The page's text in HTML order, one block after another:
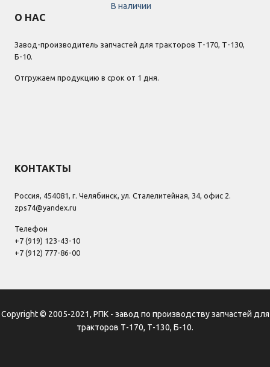
В наличии
О НАС
Завод-производитель запчастей для тракторов Т-170, Т-130,
Б-10.
Отгружаем продукцию в срок от 1 дня.
КОНТАКТЫ
Россия, 454081, г. Челябинск, ул. Сталелитейная, 34, офис 2.
zps74@yandex.ru
Телефон
+7 (919) 123-43-10
+7 (912) 777-86-00
Copyright © 2005-2021, РПК - завод по производству запчастей для
тракторов Т-170, Т-130, Б-10.